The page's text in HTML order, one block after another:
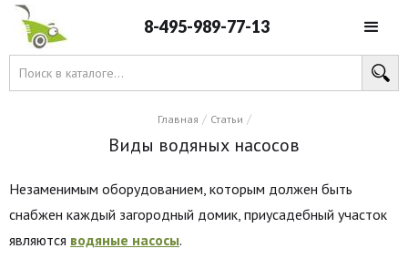
8-495-989-77-13
Главная / Статьи /
Виды водяных насосов
Незаменимым оборудованием, которым должен быть
снабжен каждый загородный домик, приусадебный участок
являются водяные насосы.